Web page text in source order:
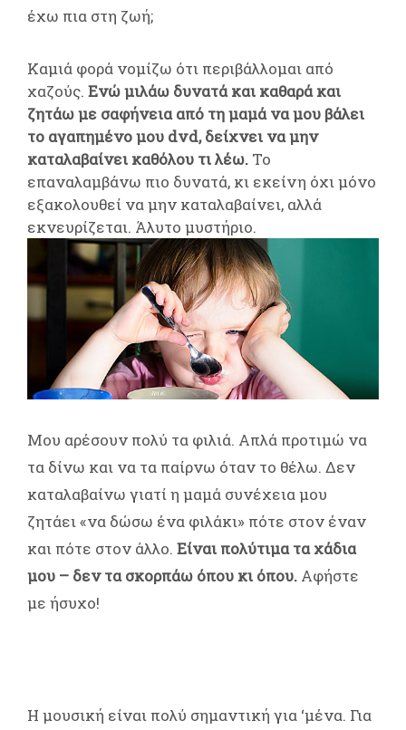
έχω πια στη ζωή;
Καμιά φορά νομίζω ότι περιβάλλομαι από
χαζούς. Ενώ μιλάω δυνατά και καθαρά και
ζητάω με σαφήνεια από τη μαμά να μου βάλει
το αγαπημένο μου dvd, δείχνει να μην
καταλαβαίνει καθόλου τι λέω. Το
επαναλαμβάνω πιο δυνατά, κι εκείνη όχι μόνο
εξακολουθεί να μην καταλαβαίνει, αλλά
εκνευρίζεται. Άλυτο μυστήριο.
Μου αρέσουν πολύ τα φιλιά. Απλά προτιμώ να
τα δίνω και να τα παίρνω όταν το θέλω. Δεν
καταλαβαίνω γιατί η μαμά συνέχεια μου
ζητάει «να δώσω ένα φιλάκι» πότε στον έναν
και πότε στον άλλο. Είναι πολύτιμα τα χάδια
μου – δεν τα σκορπάω όπου κι όπου. Αφήστε
με ήσυχο!
Η μουσική είναι πολύ σημαντική για ‘μένα. Για